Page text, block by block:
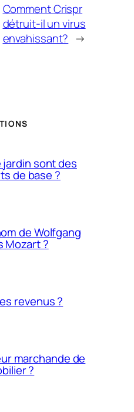
Comment Crispr
détruit-il un virus
envahissant? →
sont des
de base ?
de Wolfgang
Mozart ?
revenus ?
marchande de
?